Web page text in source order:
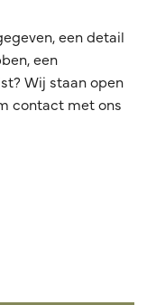
een detail
een
Wij staan open
contact met ons